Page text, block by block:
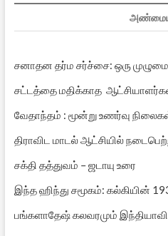
சனாதன தர்ம சர்ச்சை: ஒரு
சட்டத்தை மதிக்காத
வேதாந்தம் : மூன்று உணர்வு
திராவிட மாடல் ஆட்சியில்
சக்தி தத்துவம் – ஜடாயு உரை
இந்த ஹிந்து சமூகம்: கல்கியின்
பங்களாதேஷ் கலவரமும்